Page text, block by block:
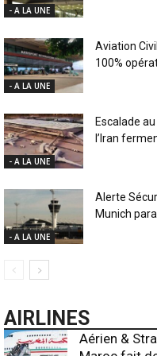
- A LA UNE
- A LA UNE
Aviation
100%
- A LA UNE
Escalade
l’Iran
- A LA UNE
Alerte
Munich
AIRLINES
Aérien &